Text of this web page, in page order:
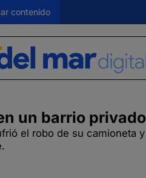
un barrio
el robo de su camioneta